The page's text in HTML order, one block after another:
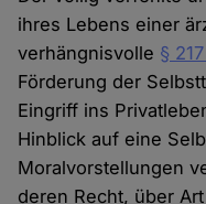
ihres Lebens einer
verhängnisvolle §
Förderung der
Eingriff ins
Hinblick auf eine
Moralvorstellungen
deren Recht, über